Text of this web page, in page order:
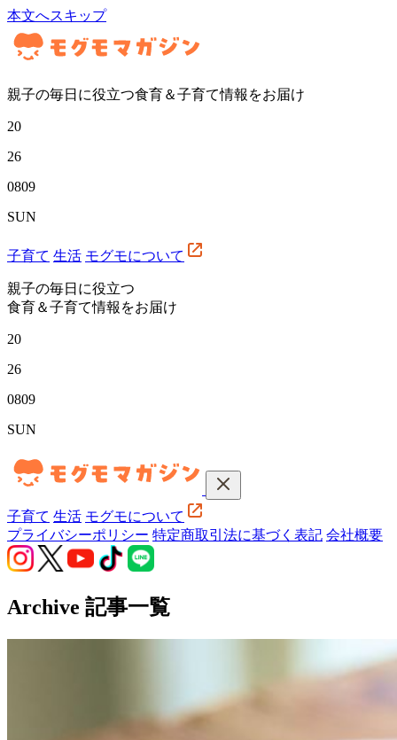
本文へスキップ
親子の毎日に役立つ食育＆子育て情報をお届け
20
26
0809
SUN
子育て 生活 モグモについて
親子の毎日に役立つ
食育＆子育て情報をお届け
20
26
0809
SUN
子育て 生活 モグモについて
プライバシーポリシー 特定商取引法に基づく表記 会社概要
Archive 記事一覧